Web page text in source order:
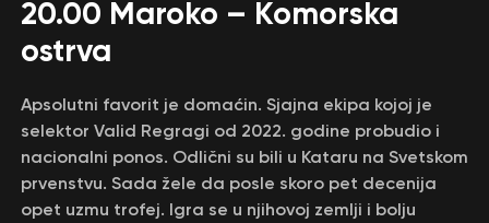
20.00 Maroko – Komorska
ostrva
Apsolutni favorit je domaćin. Sjajna ekipa kojoj je
selektor Valid Regragi od 2022. godine probudio i
nacionalni ponos. Odlični su bili u Kataru na Svetskom
prvenstvu. Sada žele da posle skoro pet decenija
opet uzmu trofej. Igra se u njihovoj zemlji i bolju